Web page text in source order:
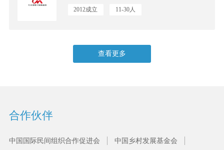
2012成立
11-30人
查看更多
合作伙伴
中国国际民间组织合作促进会 中国乡村发展基金会